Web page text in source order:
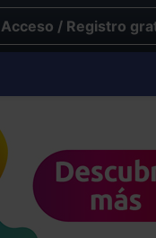
Acceso / Registro